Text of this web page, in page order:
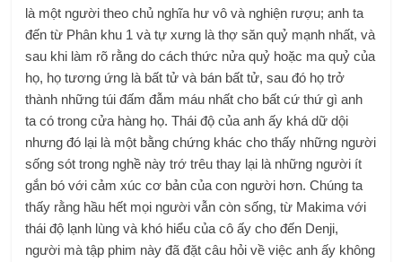
là một người theo chủ nghĩa hư vô và nghiện rượu; anh ta
đến từ Phân khu 1 và tự xưng là thợ săn quỷ mạnh nhất, và
sau khi làm rõ rằng do cách thức nửa quỷ hoặc ma quỷ của
họ, họ tương ứng là bất tử và bán bất tử, sau đó họ trở
thành những túi đấm đẫm máu nhất cho bất cứ thứ gì anh
ta có trong cửa hàng họ. Thái độ của anh ấy khá dữ dội
nhưng đó lại là một bằng chứng khác cho thấy những người
sống sót trong nghề này trớ trêu thay lại là những người ít
gắn bó với cảm xúc cơ bản của con người hơn. Chúng ta
thấy rằng hầu hết mọi người vẫn còn sống, từ Makima với
thái độ lạnh lùng và khó hiểu của cô ấy cho đến Denji,
người mà tập phim này đã đặt câu hỏi về việc anh ấy không